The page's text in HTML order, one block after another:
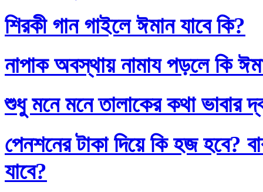
শিরকী গান গাইলে ঈমান যাবে কি?
নাপাক অবস্থায় নামায পড়লে কি
শুধু মনে মনে তালাকের কথা ভাবার
পেনশনের টাকা দিয়ে কি হজ হবে?
যাবে?